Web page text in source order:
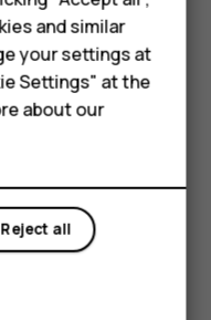
Для
потяните
значков,
and similar
your settings at
Settings" at the
about our
Reject all